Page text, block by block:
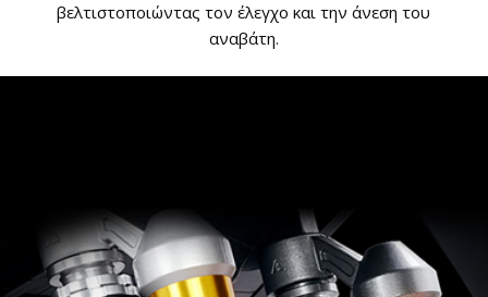
βελτιστοποιώντας τον έλεγχο και την άνεση του
αναβάτη.